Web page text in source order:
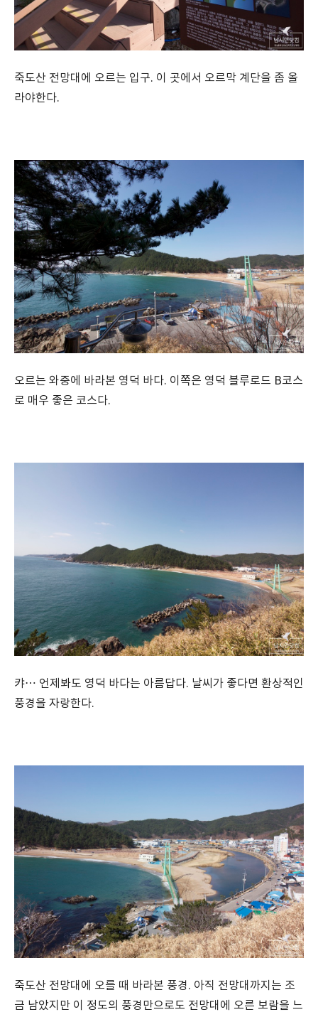
죽도산 전망대에 오르는 입구. 이 곳에서 오르막 계단을 좀 올
라야한다.
오르는 와중에 바라본 영덕 바다. 이쪽은 영덕 블루로드 B코스
로 매우 좋은 코스다.
캬… 언제봐도 영덕 바다는 아름답다. 날씨가 좋다면 환상적인
풍경을 자랑한다.
죽도산 전망대에 오를 때 바라본 풍경. 아직 전망대까지는 조
금 남았지만 이 정도의 풍경만으로도 전망대에 오른 보람을 느